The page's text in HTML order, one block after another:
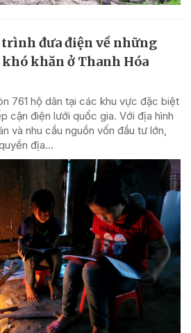
đưa điện về những
khó khăn ở Thanh Hóa
761 hộ dân tại các khu vực đặc biệt
cận điện lưới quốc gia. Với địa hình
và nhu cầu nguồn vốn đầu tư lớn,
địa...